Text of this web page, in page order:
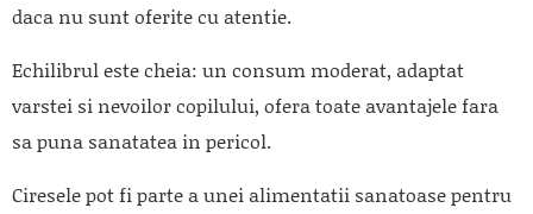
daca nu sunt oferite cu atentie.
Echilibrul este cheia: un consum moderat, adaptat
varstei si nevoilor copilului, ofera toate avantajele fara
sa puna sanatatea in pericol.
Ciresele pot fi parte a unei alimentatii sanatoase pentru